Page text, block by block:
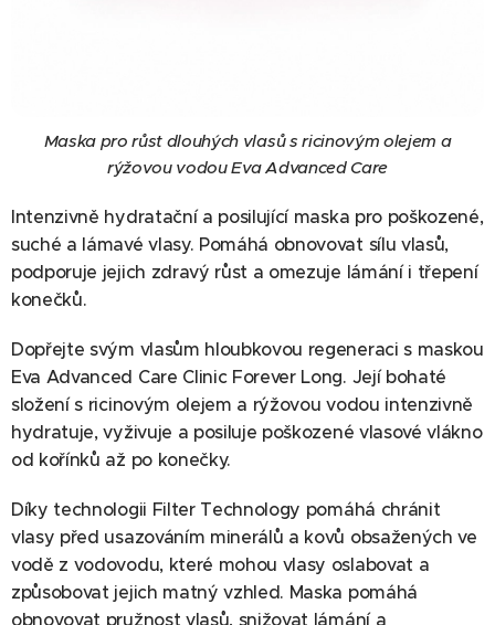
Maska pro růst dlouhých vlasů s ricinovým olejem a
rýžovou vodou Eva Advanced Care
Intenzivně hydratační a posilující maska pro poškozené,
suché a lámavé vlasy. Pomáhá obnovovat sílu vlasů,
podporuje jejich zdravý růst a omezuje lámání i třepení
konečků.
Dopřejte svým vlasům hloubkovou regeneraci s maskou
Eva Advanced Care Clinic Forever Long. Její bohaté
složení s ricinovým olejem a rýžovou vodou intenzivně
hydratuje, vyživuje a posiluje poškozené vlasové vlákno
od kořínků až po konečky.
Díky technologii Filter Technology pomáhá chránit
vlasy před usazováním minerálů a kovů obsažených ve
vodě z vodovodu, které mohou vlasy oslabovat a
způsobovat jejich matný vzhled. Maska pomáhá
obnovovat pružnost vlasů, snižovat lámání a